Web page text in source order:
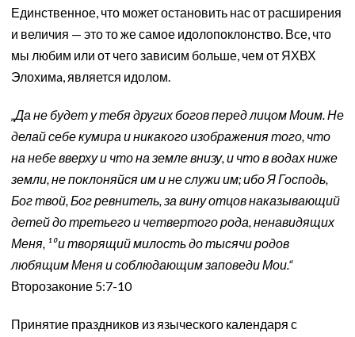
Единственное, что может остановить нас от расширения
и величия — это то же самое идолопоклонство. Все, что
мы любим или от чего зависим больше, чем от ЯХВХ
Элохимa, является идолом.
„Да не будет у тебя других богов перед лицом Моим. Не
делай себе кумира и никакого изображения того, что
на небе вверху и что на земле внизу, и что в водах ниже
земли, не поклоняйся им и не служи им; ибо Я Господь,
Бог твой, Бог ревнитель, за вину отцов наказывающий
детей до третьего и четвертого рода, ненавидящих
Меня, ¹⁰ и творящий милость до тысячи родов
любящим Меня и соблюдающим заповеди Мои.“
Второзаконие 5:7-10
Принятие праздников из языческого календаря с